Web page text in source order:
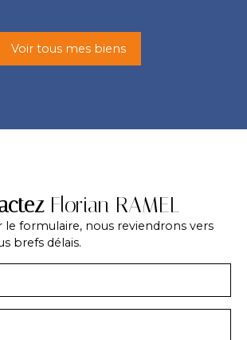
Voir tous mes biens
Florian RAMEL
le formulaire, nous reviendrons vers
brefs délais.